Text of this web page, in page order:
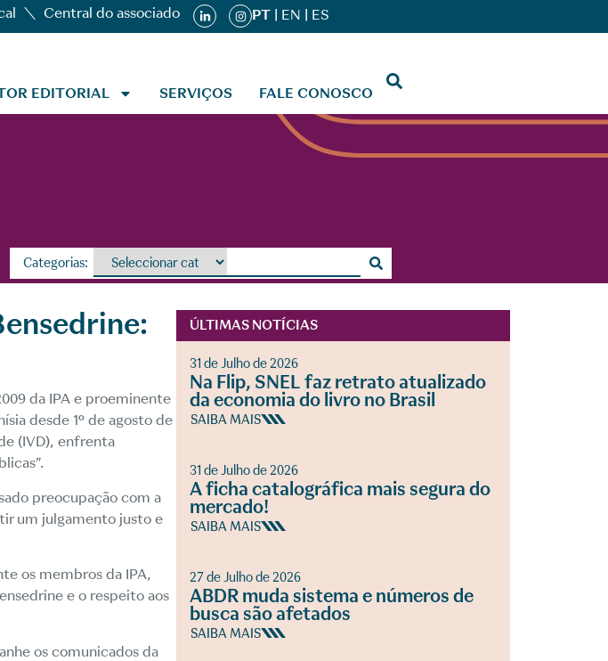
Central do associado PT | EN | ES
EDITORIAL SERVIÇOS FALE CONOSCO
Categorias:
da IPA e proeminente
desde 1º de agosto de
(IVD), enfrenta
preocupação com a
um julgamento justo e
os membros da IPA,
e o respeito aos
os comunicados da
ÚLTIMAS NOTÍCIAS
31 de Julho de 2026
Na Flip, SNEL faz retrato atualizado
da economia do livro no Brasil
SAIBA MAIS
31 de Julho de 2026
A ficha catalográfica mais segura do
mercado!
SAIBA MAIS
27 de Julho de 2026
ABDR muda sistema e números de
busca são afetados
SAIBA MAIS